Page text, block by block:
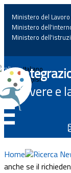
Home
News
Eventi
Ministero del
Ministero
Ministero
Italiano
English
Vivere e
Home Ricerca
anche se il